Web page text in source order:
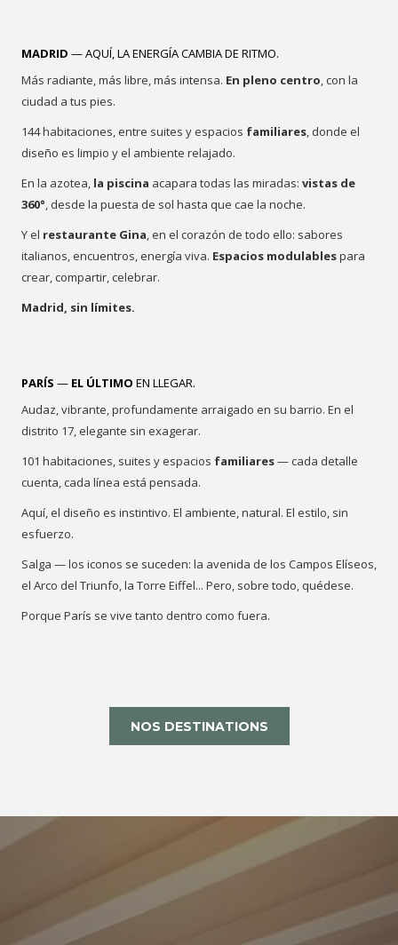
MADRID — AQUÍ, LA ENERGÍA CAMBIA DE RITMO.
Más radiante, más libre, más intensa. En pleno centro , con la
ciudad a tus pies.
144 habitaciones, entre suites y espacios familiares , donde el
diseño es limpio y el ambiente relajado.
En la azotea, la piscina acapara todas las miradas: vistas de
360° , desde la puesta de sol hasta que cae la noche.
Y el restaurante Gina , en el corazón de todo ello: sabores
italianos, encuentros, energía viva. Espacios modulablespara
crear, compartir, celebrar.
Madrid, sin límites.
PARÍS — EL ÚLTIMO EN LLEGAR.
Audaz, vibrante, profundamente arraigado en su barrio. En el
distrito 17, elegante sin exagerar.
101 habitaciones, suites y espacios familiares— cada detalle
cuenta, cada línea está pensada.
Aquí, el diseño es instintivo. El ambiente, natural. El estilo, sin
esfuerzo.
Salga — los iconos se suceden: la avenida de los Campos Elíseos,
el Arco del Triunfo, la Torre Eiffel... Pero, sobre todo, quédese.
Porque París se vive tanto dentro como fuera.
NOS DESTINATIONS